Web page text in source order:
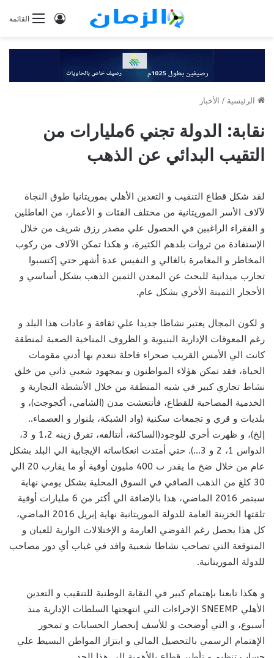
القائمةتسجيل
الرئيسية / الأخبار
نقابة: الدولة تجني 6مليارات من
التقيب البدائي عن الذهب
لقد شكل قطاع التنقيب و التعدين الأهلي بموريتانيا طوق النجاة
لآلاف الأسر الموريتانية من مختلف الفئات و الأعمار، من العاطلين
و الفقراء الراغبين في الحصول علي مصدر رزق شريف من خلال
الإستفادة من ثروات بلدهم الكثيرة، و هكذا تمكن الآلاف من ركوب
المخاطر و المغامرة بالغالي و النفيس عدة أشهر حتي إكتسبوا
تجارب ميدانية للبحث عن المعدن الثمين الذهب بشكل أساسي و
الأحجار الثمينة الأخري بشكل عام.
و لكون المجال يعتبر نشاطا جديدا علي ثقافة و عادات هذا البلد و
رغم المعوقات الإدارية البنيوية و الظروف المناخية الصعبة لمنطقة
كانت الي الأمس القريب صحراء قاحلة تنعدم بها أدني مقومات
الحياة، فقد تمكن هؤلاء المواطنون و بمجهود شعبي ذاتي من خلق
نشاط تجاري كبير في شبه المنطقة من خلال الأنشطة التجارية و
الخدمية المصاحبة للقطاع، فأنتعشت مدن (الشامي، أكجوجت)، و
بلديات و قري و تجمعات سكنية (واد الشبكة، بلنوار و العصماء..
إلخ)، و ظهرت أخري للوجود(الساكنة، أنتالفه، تفرق زينه 1،2 و 3،
الدواس 1، 2 و 3…). حتي أمتدت انعكاساته الإيجابية الي البلد بشكل
عام من خلال ضخ ما يقدر ب 400 مليون أوقية أو ما يقارب 20 الي
30 كلغ من الذهب الصافي في السوق المحلية بشكل يومي نهاية
سبتمر 2016 الماضي، هذا بالإضافة الي أكثر من 6 مليارات أوقية
تلقتها الخزينة العامة للدولة الموريتانية نهاية إبريل 2016 الماضي،
كل هذا يحصل رغم الفوضي العارمة و الإختلالات الوارية للعيان و
المتوقعة التي تصاحب نشاطا شعبية وافد في غياب أي دور مصاحب
للدولة الموريتانية.
و هكذا تابعنا بإهتمام كبير في النقابة الوطنية للتنقيب و التعدين
الأهلي SNEEMP الإجراءات التي انتهجتها السلطات الإدارية منذ
أسبوع، و التي أوضحت و للأسف إنحصار الحسابات و تمحور
الإهتمام الرسمي بالتحصيل المالي و ابتزاز المواطن البسيط علي